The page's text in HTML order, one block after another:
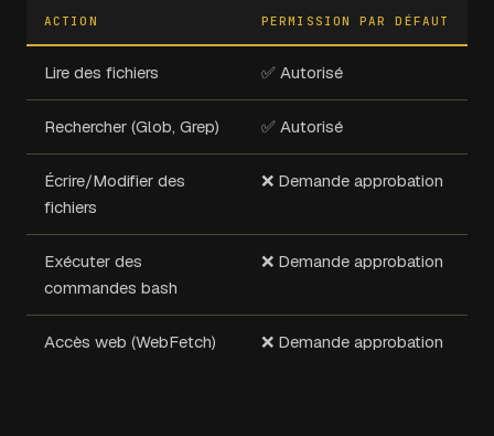
ACTION PERMISSION PAR DÉFAUT
Lire des fichiers ✅ Autorisé
Rechercher (Glob, Grep) ✅ Autorisé
Écrire/Modifier des
fichiers
❌ Demande approbation
Exécuter des
commandes bash
❌ Demande approbation
Accès web (WebFetch) ❌ Demande approbation